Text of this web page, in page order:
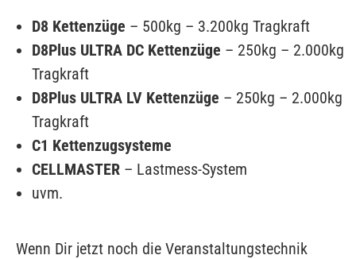
D8 Kettenzüge – 500kg – 3.200kg Tragkraft
D8Plus ULTRA DC Kettenzüge – 250kg – 2.000kg
Tragkraft
D8Plus ULTRA LV Kettenzüge – 250kg – 2.000kg
Tragkraft
C1 Kettenzugsysteme
CELLMASTER – Lastmess-System
uvm.
Wenn Dir jetzt noch die Veranstaltungstechnik